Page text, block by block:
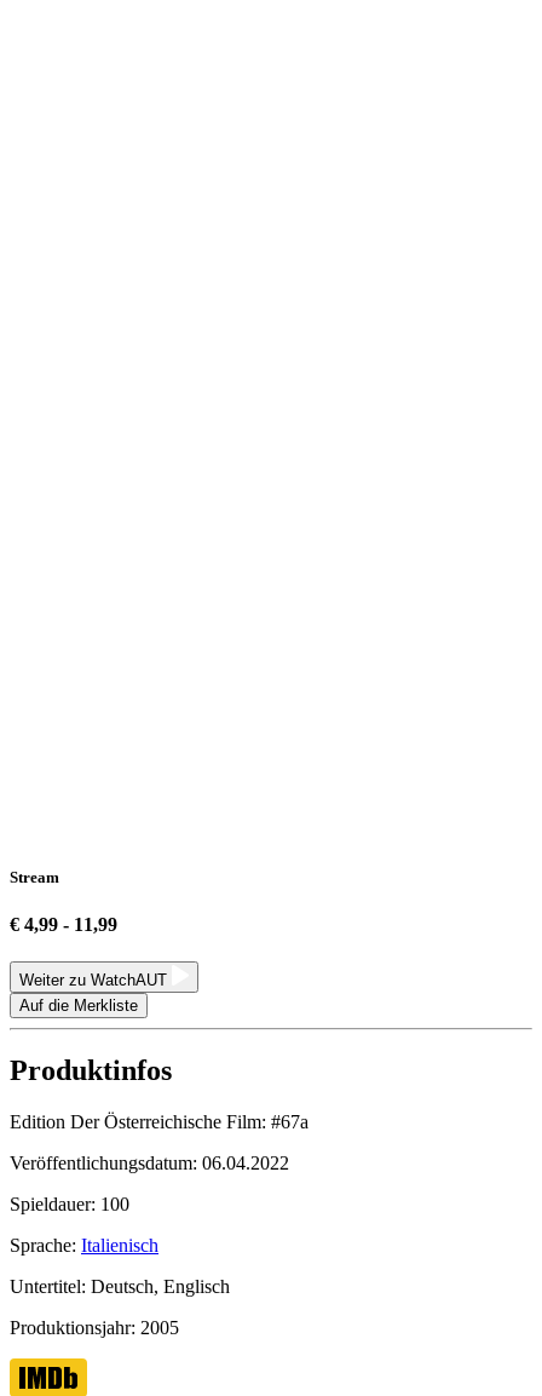
Stream
€ 4,99 - 11,99
Weiter zu WatchAUT
Auf die Merkliste
Produktinfos
Edition Der Österreichische Film: #67a
Veröffentlichungsdatum: 06.04.2022
Spieldauer: 100
Sprache: Italienisch
Untertitel: Deutsch, Englisch
Produktionsjahr: 2005